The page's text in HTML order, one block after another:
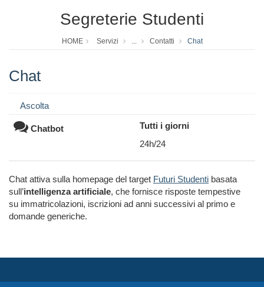
Segreterie Studenti
HOME Servizi ... Contatti Chat
Chat
Ascolta
Chatbot
Tutti i giorni
24h/24
Chat attiva sulla homepage del target Futuri Studenti basata
sull’intelligenza artificiale, che fornisce risposte tempestive
su immatricolazioni, iscrizioni ad anni successivi al primo e
domande generiche.